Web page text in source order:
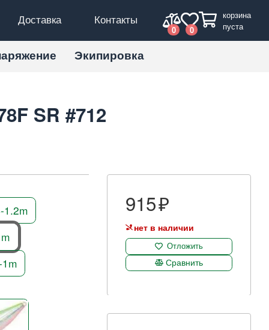
Доставка Контакты
0 0
корзина
пуста
Экипировка
SR #712
1.2m
915
нет в наличии
Отложить
Сравнить